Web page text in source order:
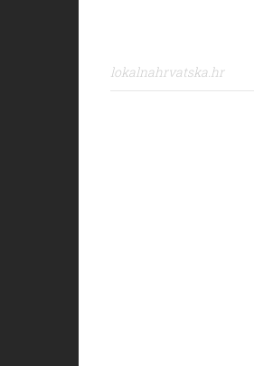
lokalnahrvatska.hr